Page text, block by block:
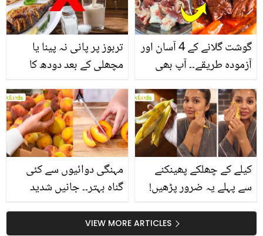
تربوز پر پانی نہ پینا یا
مچھلی کے بعد دودھ کا
سے متعلق غلط فہمیوں کی
حقیقت کیا ہے اور افواہ
کیا؟
گوشت گلانے کے 4 آسان اور
آزمودہ طریقے۔۔ آپ بھی
بتائے راز
مہنگی دوائیوں سے کئی
گناہ بہتر۔۔ جانیں شدید
کیوں کھانا چاہیے؟
کیلے کے چھلکے پھینکنے
سے پہلے یہ ضرور پڑھیں!
سستا اور قدرتی حلVIEW MORE ARTICLES